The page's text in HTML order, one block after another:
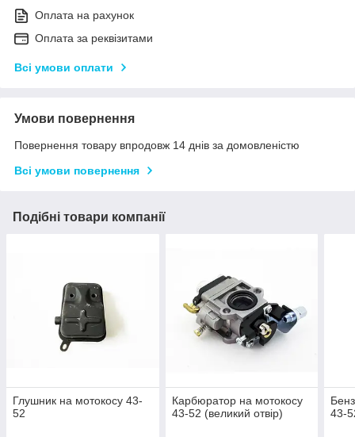
Оплата на рахунок
Оплата за реквізитами
Всі умови оплати
Умови повернення
Повернення товару впродовж 14 днів за домовленістю
Всі умови повернення
Подібні товари компанії
Глушник на мотокосу 43-
52
Карбюратор на мотокосу
43-52 (великий отвір)
43-